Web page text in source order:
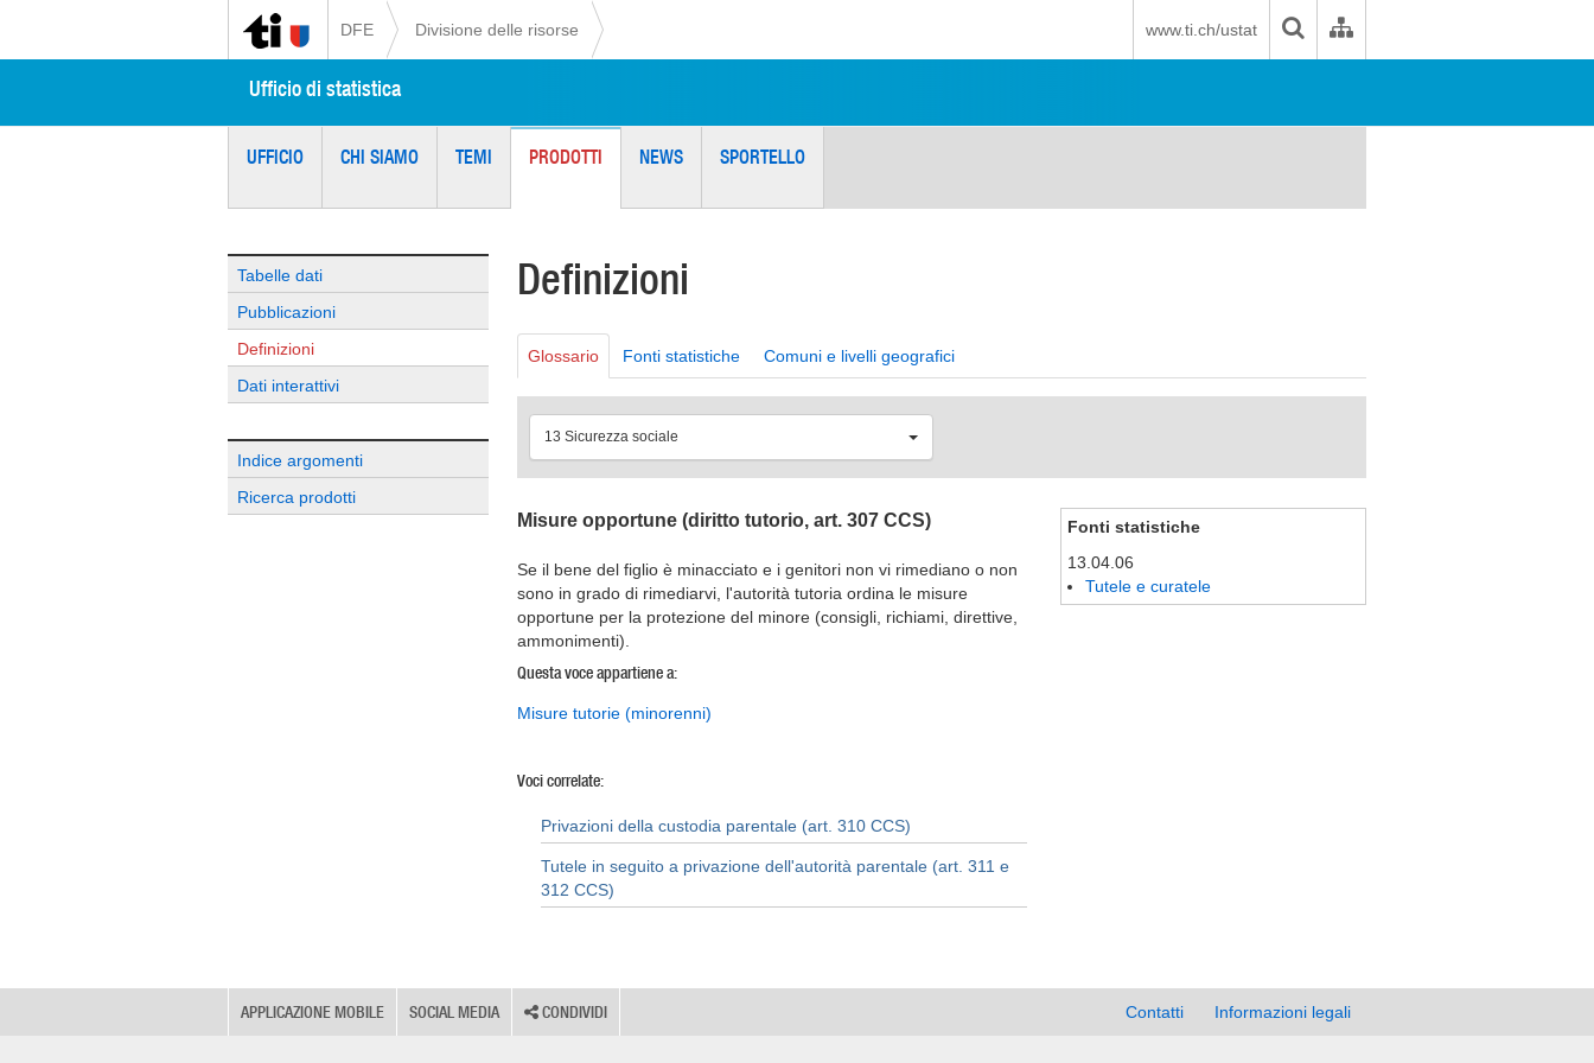
DFE Divisione delle risorse www.ti.ch/ustat
Ufficio di statistica
UFFICIO CHI SIAMO TEMI PRODOTTI NEWS SPORTELLO
Tabelle dati
Pubblicazioni
Definizioni
Dati interattivi
Indice argomenti
Ricerca prodotti
Definizioni
Glossario Fonti statistiche Comuni e livelli geografici
13 Sicurezza sociale
Misure opportune (diritto tutorio, art. 307 CCS)
Se il bene del figlio è minacciato e i genitori non vi rimediano o non
sono in grado di rimediarvi, l'autorità tutoria ordina le misure
opportune per la protezione del minore (consigli, richiami, direttive,
ammonimenti).
Questa voce appartiene a:
Misure tutorie (minorenni)
Voci correlate:
Privazioni della custodia parentale (art. 310 CCS)
Tutele in seguito a privazione dell'autorità parentale (art. 311 e
312 CCS)
Fonti statistiche
13.04.06
Tutele e curatele
APPLICAZIONE MOBILE SOCIAL MEDIA CONDIVIDI Contatti Informazioni legali